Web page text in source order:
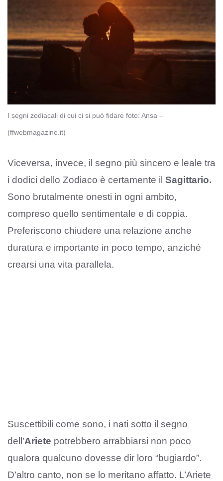
I segni zodiacali di cui ci si può fidare foto: Ansa –
(ffwebmagazine.it)
Viceversa, invece, il segno più sincero e leale tra
i dodici dello Zodiaco è certamente il Sagittario.
Sono brutalmente onesti in ogni ambito,
compreso quello sentimentale e di coppia.
Preferiscono chiudere una relazione anche
duratura e importante in poco tempo, anziché
crearsi una vita parallela.
Suscettibili come sono, i nati sotto il segno
dell’Ariete potrebbero arrabbiarsi non poco
qualora qualcuno dovesse dir loro “bugiardo”.
D’altro canto, non se lo meritano affatto. L’Ariete